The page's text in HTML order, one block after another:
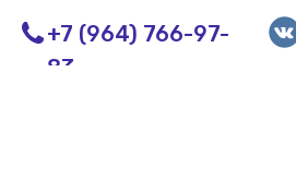
+7 (964) 766-97-
83